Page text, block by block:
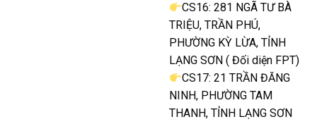
CS16: 281 NGÃ TƯ BÀ
TRIỆU, TRẦN PHÚ,
PHƯỜNG KỲ LỪA, TỈNH
LẠNG SƠN ( Đối diện FPT)
CS17: 21 TRẦN ĐĂNG
NINH, PHƯỜNG TAM
THANH, TỈNH LẠNG SƠN